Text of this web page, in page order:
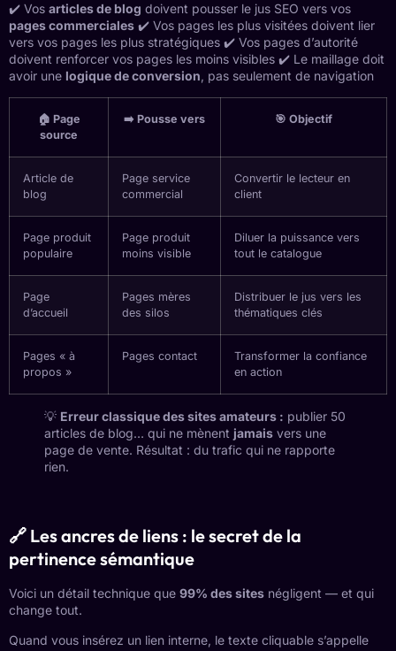
✔️ Vos articles de blog doivent pousser le jus SEO vers vos
pages commerciales ✔️ Vos pages les plus visitées doivent lier
vers vos pages les plus stratégiques ✔️ Vos pages d’autorité
doivent renforcer vos pages les moins visibles ✔️ Le maillage doit
avoir une logique de conversion, pas seulement de navigation
🏠 Page
source
➡️ Pousse vers 🎯 Objectif
Article de
blog
Page service
commercial
Convertir le lecteur en
client
Page produit
populaire
Page produit
moins visible
Diluer la puissance vers
tout le catalogue
Page
d’accueil
Pages mères
des silos
Distribuer le jus vers les
thématiques clés
Pages « à
propos »
Pages contact
Transformer la confiance
en action
💡 Erreur classique des sites amateurs : publier 50
articles de blog… qui ne mènent jamais vers une
page de vente. Résultat : du trafic qui ne rapporte
rien.
🔗 Les ancres de liens : le secret de la
pertinence sémantique
Voici un détail technique que 99% des sites négligent — et qui
change tout.
Quand vous insérez un lien interne, le texte cliquable s’appelle